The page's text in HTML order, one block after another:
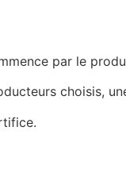
par le
choisis,